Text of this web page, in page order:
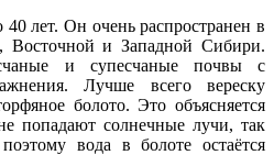
лет. Он очень распространен в
Восточной и Западной Сибири.
и супесчаные почвы с
Лучше всего вереску
болото. Это объясняется
попадают солнечные лучи, так
вода в болоте остаётся